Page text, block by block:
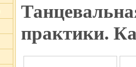
практики.